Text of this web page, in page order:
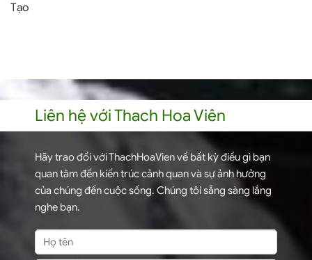
Tạo
Liên hệ với Thach Hoa Viên
Hãy trao đổi với ThachHoaVien về bất kỳ điều gì bạn
quan tâm đến kiến trúc cảnh quan và sự ảnh hưởng
của chúng đến cuộc sống. Chúng tôi sẵng sàng lắng
nghe bạn.